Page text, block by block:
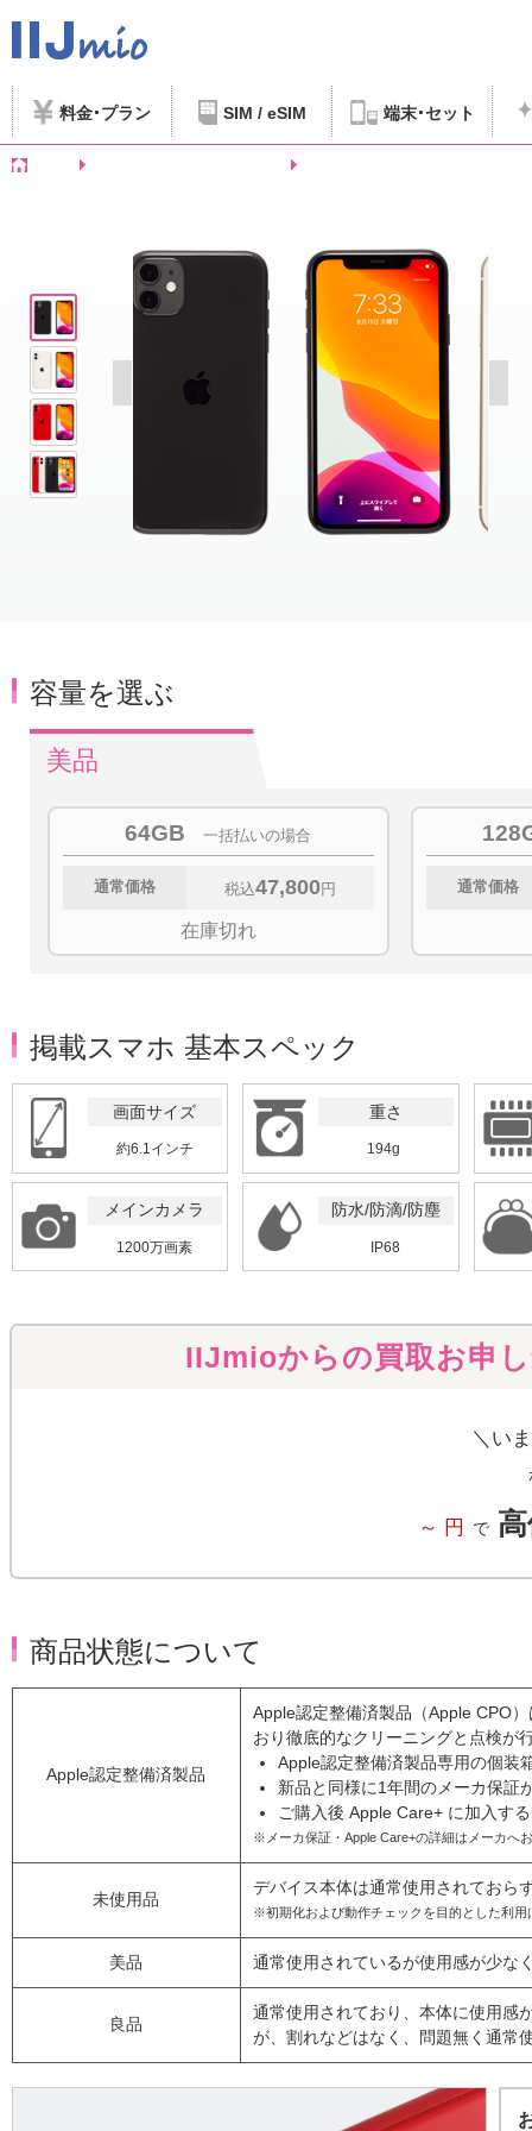
料金 プラン SIM / eSIM 端末 セット
容量を選ぶ
美品
64GB 一括払いの場合
通常価格 税込47,800円
在庫切れ
通常価格
掲載スマホ 基本スペック
画面サイズ
約6.1インチ
重さ
194g
メインカメラ
1200万画素
防水/防滴/防塵
IP68
IIJmioからの買取お申
＼い
～ 円 で
商品状態について
Apple認定整備済製品
Apple認定整備済製品（Apple CPO
おり徹底的なクリーニングと点検が
Apple認定整備済製品専用の個装
新品と同様に1年間のメーカ保証
ご購入後 Apple Care+ に加入す
※メーカ保証・Apple Care+の詳細はメーカへ
未使用品
デバイス本体は通常使用されておら
※初期化および動作チェックを目的とした利用
美品 通常使用されているが使用感が少な
良品
通常使用されており、本体に使用感
が、割れなどはなく、問題無く通常